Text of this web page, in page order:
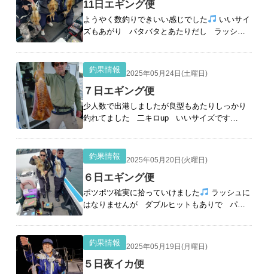
11日エギング便
ようやく数釣りできいい感じでした
いいサイ
ズもあがり バタバタとあたりだし ラッシュ
あり どんどん拾っていき いいサイズ拾いながら
追尾もあり 風があり難しい中[続きを読む]
釣果情報
2025年05月24日(土曜日)
７日エギング便
少人数で出港しましたが良型もあたりしっかり
釣れてました 二キロup いいサイズです
2.2k~８杯でした ご乗船ありがとうございまし
た
釣果情報
2025年05月20日(火曜日)
６日エギング便
ポツポツ確実に拾っていけました
ラッシュに
はなりませんが ダブルヒットもありで パタ
ーンにはまって 大連チャン 場所ごとに確実
に拾っていき 数をの[続きを読む]
釣果情報
2025年05月19日(月曜日)
５日夜イカ便